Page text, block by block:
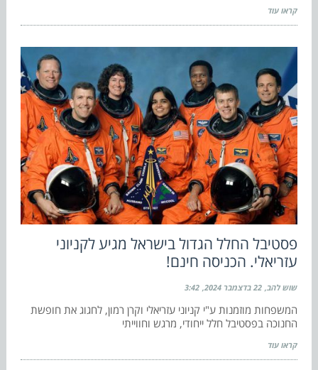
קראו עוד
פסטיבל החלל הגדול בישראל מגיע לקניוני
עזריאלי. הכניסה חינם!
שוש להב 22 בדצמבר 2024 3:42
המשפחות מוזמנות ע"י קניוני עזריאלי וקרן רמון, לחגוג את חופשת
החנוכה בפסטיבל חלל ייחודי, מרגש וחווייתי
קראו עוד